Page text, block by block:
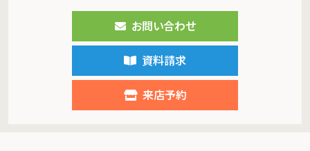
お問い合わせ
資料請求
来店予約